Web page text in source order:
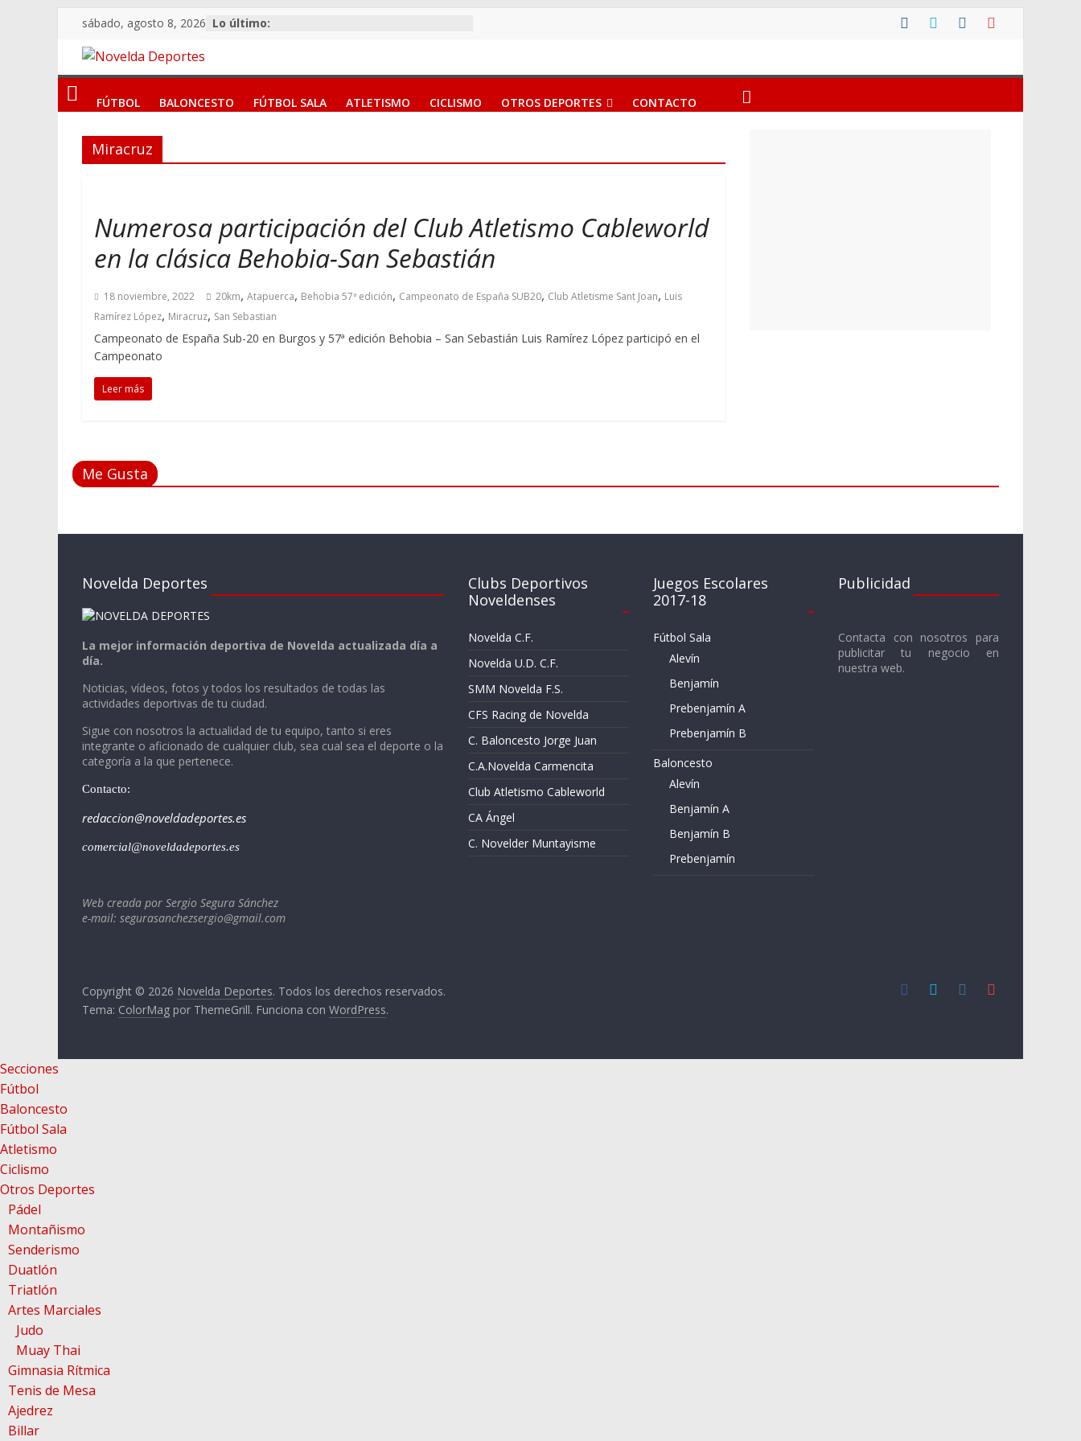
Saltar
contenido
sábado, agosto 8, 2026 Lo último:
Novelda
Deportes
Pasión
FÚTBOL BALONCESTO FÚTBOL SALA ATLETISMO CICLISMO OTROS DEPORTES CONTACTO
Miracruz
Numerosa participación del Club Atletismo Cableworld
en la clásica Behobia-San Sebastián
18 noviembre, 2022 20km, Atapuerca, Behobia 57ª edición, Campeonato de España SUB20, Club Atletisme Sant Joan, Luis
Ramírez López, Miracruz, San Sebastian
Campeonato de España Sub-20 en Burgos y 57ª edición Behobia – San Sebastián Luis Ramírez López participó en el
Campeonato
Leer más
Me Gusta
Novelda Deportes
La mejor información deportiva de Novelda actualizada día a
día.
Noticias, vídeos, fotos y todos los resultados de todas las
actividades deportivas de tu ciudad.
Sigue con nosotros la actualidad de tu equipo, tanto si eres
integrante o aficionado de cualquier club, sea cual sea el deporte o la
categoría a la que pertenece.
Contacto:
redaccion@noveldadeportes.es
comercial@noveldadeportes.es
Web creada por Sergio Segura Sánchez
e-mail: segurasanchezsergio@gmail.com
Clubs Deportivos
Noveldenses
Novelda C.F.
Novelda U.D. C.F.
SMM Novelda F.S.
CFS Racing de Novelda
C. Baloncesto Jorge Juan
C.A.Novelda Carmencita
Club Atletismo Cableworld
CA Ángel
C. Novelder Muntayisme
Juegos Escolares
2017-18
Fútbol Sala
Alevín
Benjamín
Prebenjamín A
Prebenjamín B
Baloncesto
Alevín
Benjamín A
Benjamín B
Prebenjamín
Publicidad
Contacta con nosotros para
publicitar tu negocio en
nuestra web.
Copyright © 2026 Novelda Deportes. Todos los derechos reservados.
Tema: ColorMag por ThemeGrill. Funciona con WordPress.
Secciones
Fútbol
Baloncesto
Fútbol Sala
Atletismo
Ciclismo
Otros Deportes
Pádel
Montañismo
Senderismo
Duatlón
Triatlón
Artes Marciales
Judo
Muay Thai
Gimnasia Rítmica
Tenis de Mesa
Ajedrez
Billar